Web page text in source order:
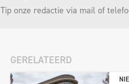
Tip onze redactie via mail of
GERELATEERD